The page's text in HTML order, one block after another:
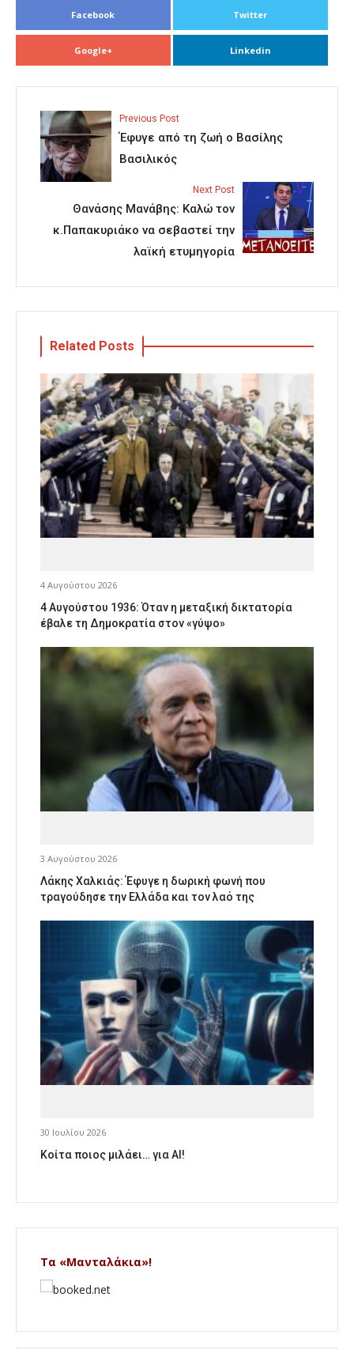
Facebook Twitter
Google+ Linkedin
Previous Post
Έφυγε από τη ζωή ο Βασίλης
Βασιλικός
Next Post
Θανάσης Μανάβης: Καλώ τον
κ.Παπακυριάκο να σεβαστεί την
λαϊκή ετυμηγορία
Related Posts
4 Αυγούστου 2026
4 Αυγούστου 1936: Όταν η μεταξική δικτατορία
έβαλε τη Δημοκρατία στον «γύψο»
3 Αυγούστου 2026
Λάκης Χαλκιάς: Έφυγε η δωρική φωνή που
τραγούδησε την Ελλάδα και τον λαό της
30 Ιουλίου 2026
Κοίτα ποιος μιλάει… για AI!
Τα «Μανταλάκια»!